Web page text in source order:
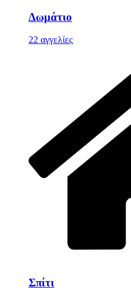
Δωμάτιο
22 αγγελίες
Σπίτι